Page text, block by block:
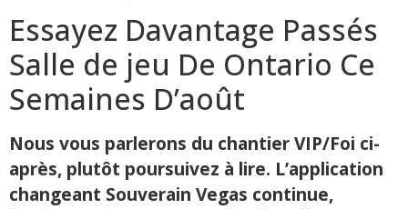
Essayez Davantage Passés
Salle de jeu De Ontario Ce
Semaines D’août
Nous vous parlerons du chantier VIP/Foi ci-
après, plutôt poursuivez à lire. L’application
changeant Souverain Vegas continue,